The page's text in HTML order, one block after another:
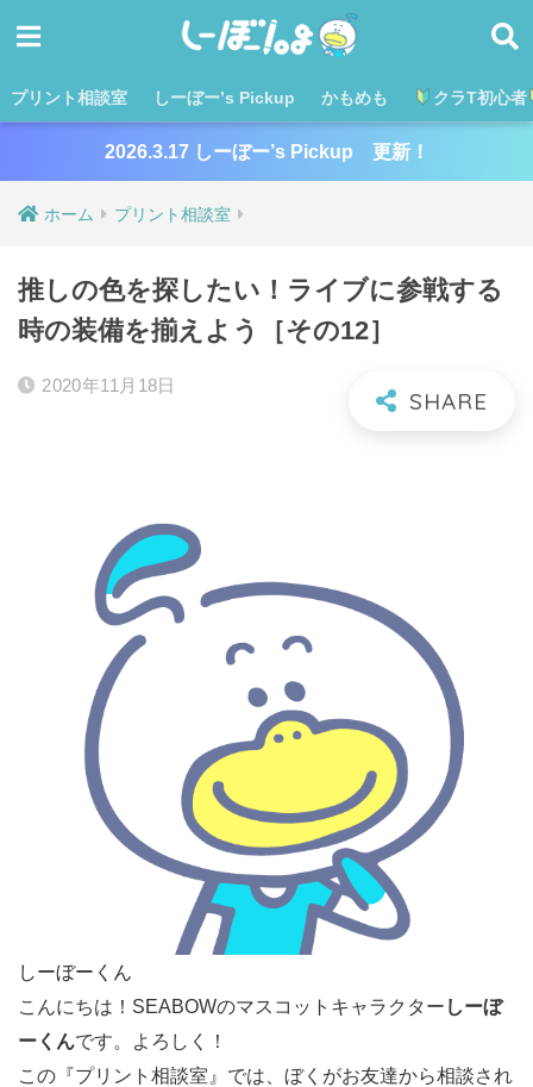
プリント相談室 しーぼー’s Pickup かもめも クラT初心者
2026.3.17 しーぼー’s Pickup 更新！
ホーム プリント相談室
推しの色を探したい！ライブに参戦する
時の装備を揃えよう［その12］
2020年11月18日
しーぼーくん
こんにちは！SEABOWのマスコットキャラクター しーぼ
ーくんです。よろしく！
この『プリント相談室』では、ぼくがお友達から相談され